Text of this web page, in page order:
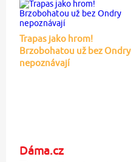
Trapas jako hrom!
Brzobohatou už bez Ondry
nepoznávají
Dáma.cz